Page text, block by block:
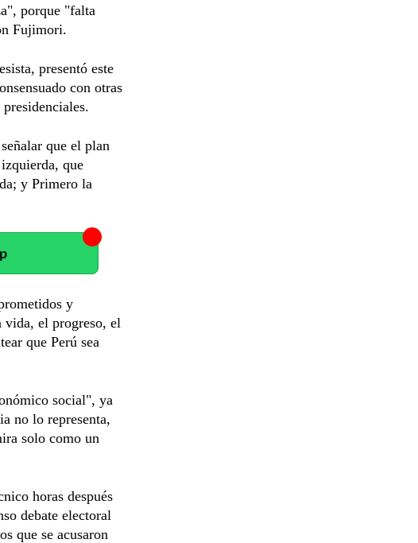
porque "falta
Fujimori.
presentó este
con otras
que el plan
que
y Primero la
y
vida, el progreso, el
que Perú sea
social", ya
no lo representa,
solo como un
horas después
debate electoral
que se acusaron